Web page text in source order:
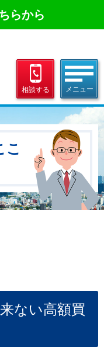
相談する
こ
ない高額買
らから